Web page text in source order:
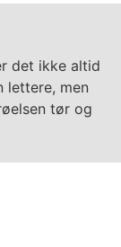
det ikke altid
lettere, men
tør og